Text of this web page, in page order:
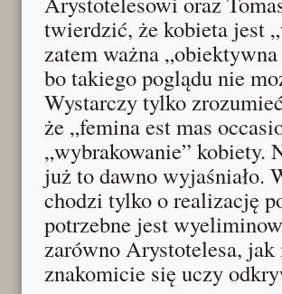
twierdzić, że kobieta jest
zatem ważna
bo takiego poglądu nie
Wystarczy tylko
że „femina est mas
„wybrakowanie” kobiety.
już to dawno wyjaśniało.
chodzi tylko o realizację
potrzebne jest
zarówno Arystotelesa,
znakomicie się uczy